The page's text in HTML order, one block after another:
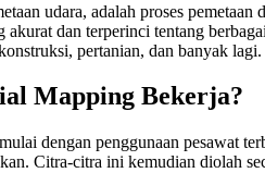
udara, adalah proses
akurat dan terperinci tentang
pertanian, dan banyak lagi.
Mapping Bekerja?
dengan penggunaan pesawat
Citra-citra ini kemudian diolah